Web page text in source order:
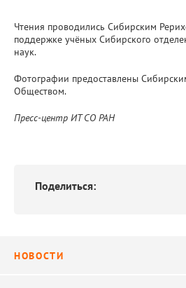
Чтения проводились Сибирским
поддержке учёных Сибирского
наук.
Фотографии предоставлены
Обществом.
Пресс-центр ИТ СО РАН
Поделиться:
НОВОСТИ